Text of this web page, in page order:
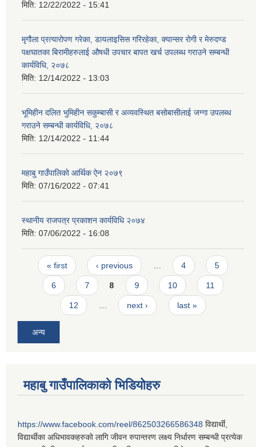
मिति: 12/22/2022 - 15:41
मृगौला प्रत्यारोपण गरेका, डायलाइसिस गरिरहेका, क्यान्सर रोगी र मेरुदण्ड
पक्षघातका बिरामीहरुलाई औषधी उपचार बापत खर्च उपलब्ध गराउने सम्बन्धी
कार्यविधि, २०७८
मिति: 12/14/2022 - 13:03
भूमिहीन दलित भुमिहीन सकुम्बासी र अव्यवस्थित बसोबासीलाई जग्गा उपलब्ध
गराउने सम्बन्धी कार्यविधि, २०७८
मिति: 12/14/2022 - 11:44
महाबु गाउँपालिको आर्थिक ऐन २०७९
मिति: 07/16/2022 - 07:41
स्थानीय राजपत्र प्रकाशन कार्यविधि २०७४
मिति: 07/06/2022 - 16:08
Pages
« first ‹ previous 4 5
6 7 8 9 10 11
12 next › last »
अन्य
महाबु गाउँपालिकाको भिडियोहरु
https://www.facebook.com/reel/862503266586348 विद्यार्थी,
विद्यार्थीका अधिभावकहरुको लागि जीवन रुपान्तरण लक्ष्य निर्धारण सम्बन्धी प्रत्येक